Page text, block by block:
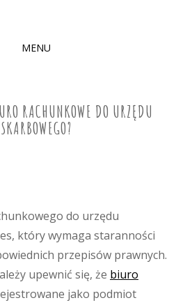
MENU
RACHUNKOWE DO URZĘDU
SKARBOWEGO?
do urzędu
który wymaga staranności
przepisów prawnych.
upewnić się, że biuro
jako podmiot